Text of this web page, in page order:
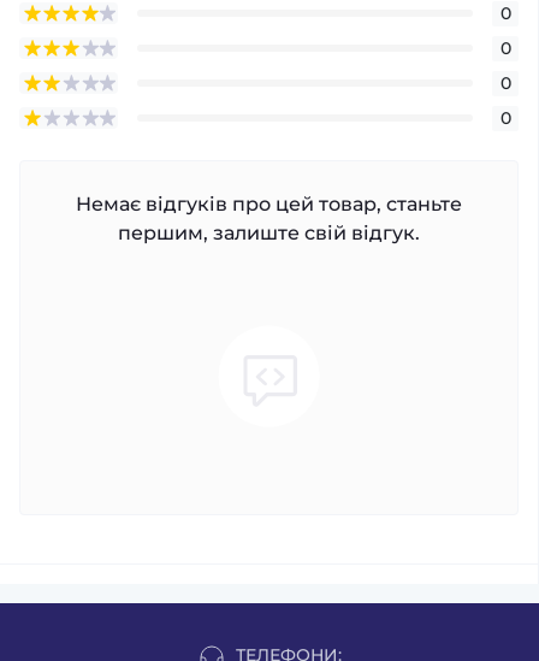
0
0
0
0
Немає відгуків про цей товар, станьте
першим, залиште свій відгук.
ТЕЛЕФОНИ: